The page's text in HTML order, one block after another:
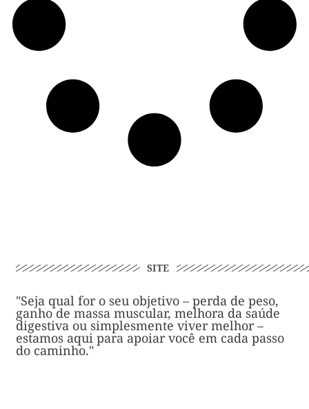
SITE
"Seja qual for o seu objetivo – perda de peso,
ganho de massa muscular, melhora da saúde
digestiva ou simplesmente viver melhor –
estamos aqui para apoiar você em cada passo
do caminho."